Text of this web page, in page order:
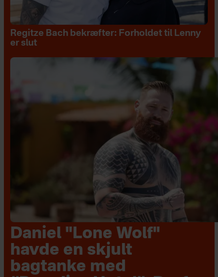
Regitze Bach bekræfter: Forholdet til Lenny
er slut
Daniel "Lone Wolf"
havde en skjult
bagtanke med